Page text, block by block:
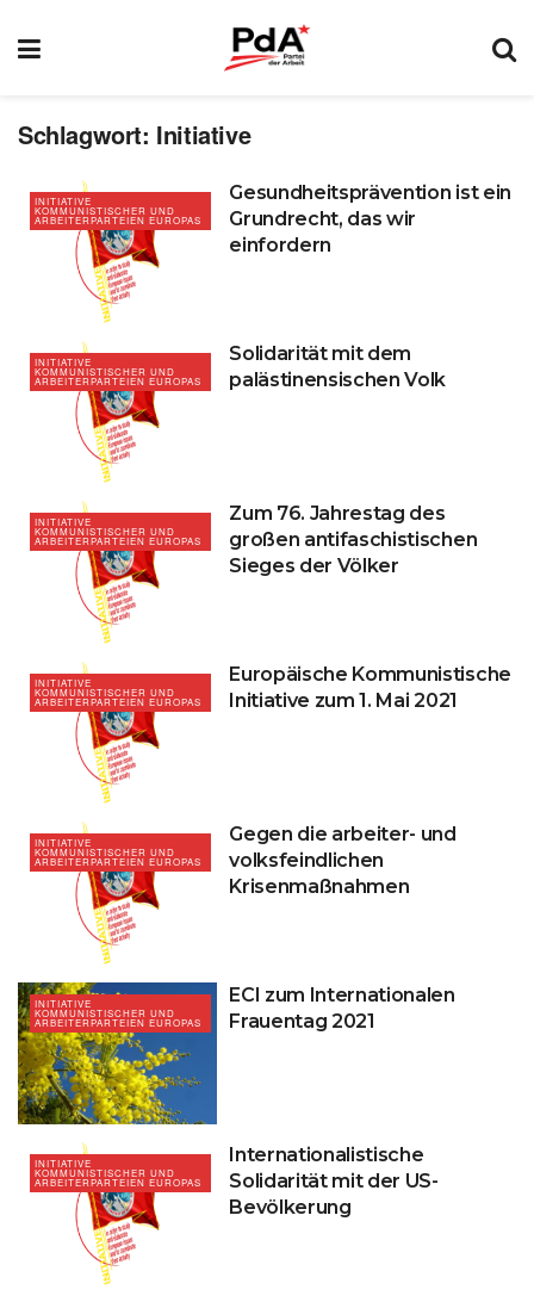
Schlagwort: Initiative
INITIATIVE
KOMMUNISTISCHER UND
ARBEITERPARTEIEN EUROPAS
Gesundheitsprävention ist ein
Grundrecht, das wir
einfordern
INITIATIVE
KOMMUNISTISCHER UND
ARBEITERPARTEIEN EUROPAS
Solidarität mit dem
palästinensischen Volk
INITIATIVE
KOMMUNISTISCHER UND
ARBEITERPARTEIEN EUROPAS
Zum 76. Jahrestag des
großen antifaschistischen
Sieges der Völker
INITIATIVE
KOMMUNISTISCHER UND
ARBEITERPARTEIEN EUROPAS
Europäische Kommunistische
Initiative zum 1. Mai 2021
INITIATIVE
KOMMUNISTISCHER UND
ARBEITERPARTEIEN EUROPAS
Gegen die arbeiter- und
volksfeindlichen
Krisenmaßnahmen
INITIATIVE
KOMMUNISTISCHER UND
ARBEITERPARTEIEN EUROPAS
ECI zum Internationalen
Frauentag 2021
INITIATIVE
KOMMUNISTISCHER UND
ARBEITERPARTEIEN EUROPAS
Internationalistische
Solidarität mit der US-
Bevölkerung